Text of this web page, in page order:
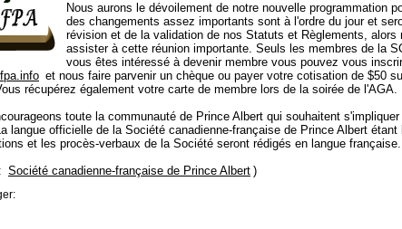
Nous aurons le dévoilement de notre nouvelle programmation
des changements assez importants sont à l'ordre du jour et
révision et de la validation de nos Statuts et Règlements, alors
assister à cette réunion importante. Seuls les membres de la
vous êtes intéressé à devenir membre vous pouvez vous
et nous faire parvenir un chèque ou payer votre cotisation de $50
récupérez également votre carte de membre lors de la soirée de l'AGA.
toute la communauté de Prince Albert qui souhaitent
langue officielle de la Société canadienne-française de Prince Albert
et les procès-verbaux de la Société seront rédigés en langue française.
Société canadienne-française de Prince Albert )